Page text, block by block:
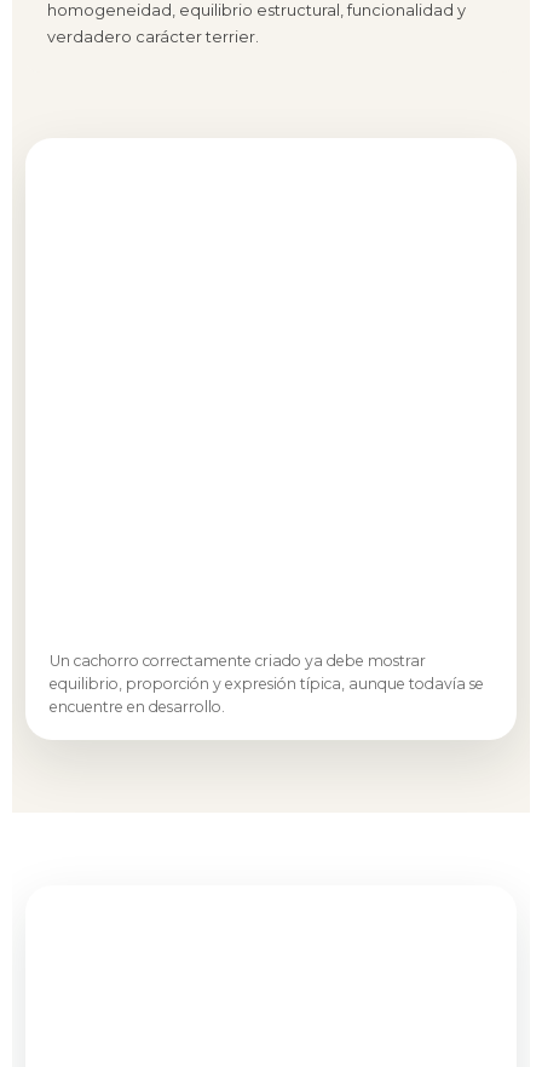
homogeneidad, equilibrio estructural, funcionalidad y
verdadero carácter terrier.
Un cachorro correctamente criado ya debe mostrar
equilibrio, proporción y expresión típica, aunque todavía se
encuentre en desarrollo.